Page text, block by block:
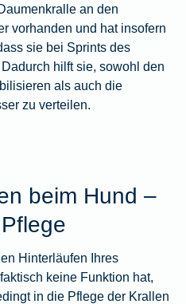
an den
vorhanden und hat insofern
sie bei Sprints des
hilft sie, sowohl den
als auch die
zu verteilen.
beim Hund –
Hinterläufen Ihres
keine Funktion hat,
in die Pflege der Krallen